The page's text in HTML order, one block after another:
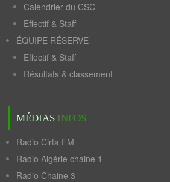
Calendrier du CSC
Effectif & Staff
ÉQUIPE RÉSERVE
Effectif & Staff
Résultats & classement
MÉDIAS INFOS
Radio Cirta FM
Radio Algérie chaine 1
Radio Chaine 3